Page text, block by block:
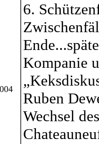
6.
Kompanie
Ruben
Wechsel